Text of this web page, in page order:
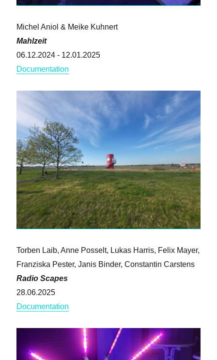
Michel Aniol & Meike Kuhnert
Mahlzeit
06.12.2024 - 12.01.2025
Documentation
Torben Laib, Anne Posselt, Lukas Harris, Felix Mayer,
Franziska Pester, Janis Binder, Constantin Carstens
Radio Scapes
28.06.2025
Documentation